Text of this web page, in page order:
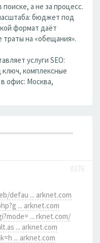
а не за процесс.
бюджет под
формат даёт
на «обещания».
услуги SEO:
комплексные
офис: Москва,
#376
defau ... arknet.com
... arknet.com
... rknet.com/
... arknet.com
... arknet.com